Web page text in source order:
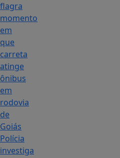
flagra
momento
em
que
carreta
atinge
ônibus
em
rodovia
de
Goiás
Polícia
investiga